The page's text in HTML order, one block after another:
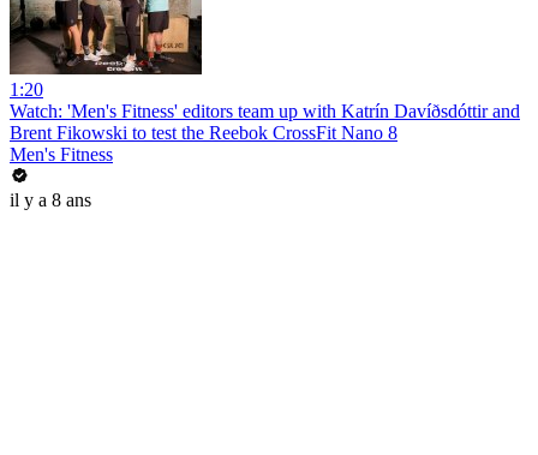
1:20
Watch: 'Men's Fitness' editors team up with Katrín Davíðsdóttir and
Brent Fikowski to test the Reebok CrossFit Nano 8
Men's Fitness
il y a 8 ans